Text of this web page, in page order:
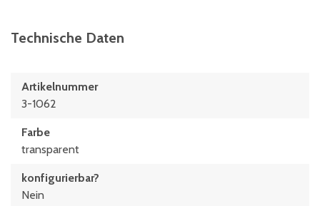
Technische Daten
Artikelnummer
3-1062
Farbe
transparent
konfigurierbar?
Nein